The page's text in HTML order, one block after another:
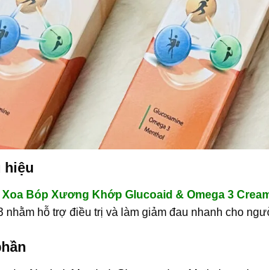
hiệu
Xoa Bóp Xương Khớp Glucoaid & Omega 3
nhằm hỗ trợ điều trị và làm giảm đau nhanh cho